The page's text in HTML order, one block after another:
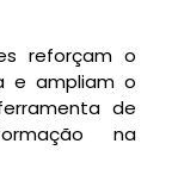
reforçam o
e ampliam o
de
na